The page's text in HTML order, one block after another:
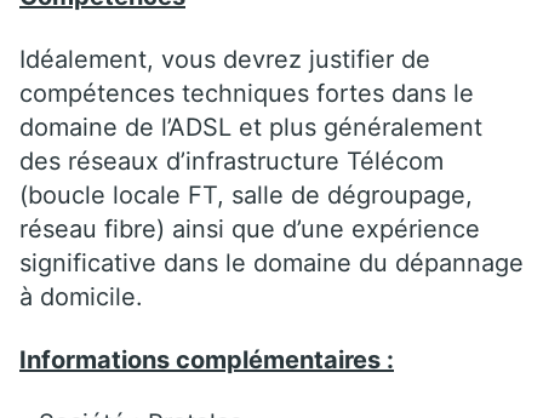
Idéalement, vous devrez justifier de
compétences techniques fortes dans le
domaine de l’ADSL et plus généralement
des réseaux d’infrastructure Télécom
(boucle locale FT, salle de dégroupage,
réseau fibre) ainsi que d’une expérience
significative dans le domaine du dépannage
à domicile.
Informations complémentaires :